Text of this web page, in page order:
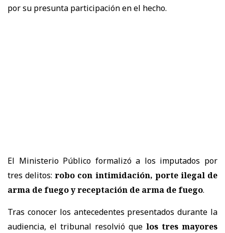
por su presunta participación en el hecho.
El Ministerio Público formalizó a los imputados por
tres delitos:robo con intimidación, porte ilegal de
arma de fuego y receptación de arma de fuego.
Tras conocer los antecedentes presentados durante la
audiencia, el tribunal resolvió que los tres mayores